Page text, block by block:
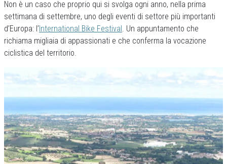
Non è un caso che proprio qui si svolga ogni anno, nella prima
settimana di settembre, uno degli eventi di settore più importanti
d’Europa: l’International Bike Festival. Un appuntamento che
richiama migliaia di appassionati e che conferma la vocazione
ciclistica del territorio.